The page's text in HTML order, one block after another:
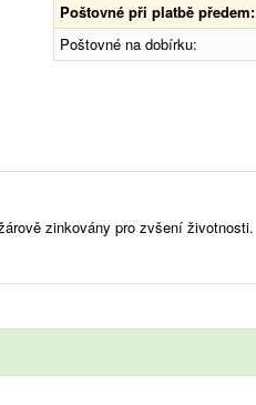
Poštovné při platbě předem:
Poštovné na dobírku:
zinkovány pro zvšení životnosti.